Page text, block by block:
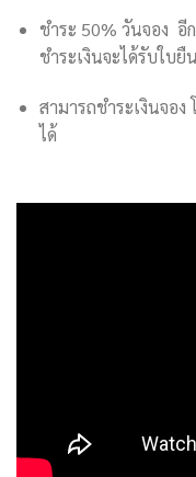
ชำระ 50% วันจอง อี
ชำระเงินจะได้รับใบยื
สามารถชำระเงินจอ
ได้